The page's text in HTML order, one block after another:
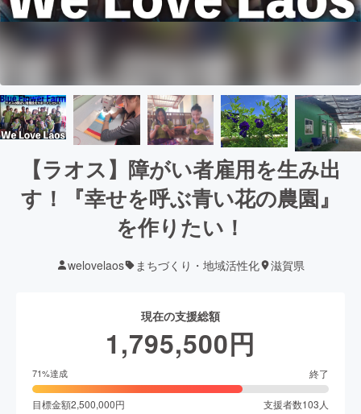
【ラオス】障がい者雇用を生み出
す！『幸せを呼ぶ青い花の農園』
を作りたい！
welovelaos まちづくり・地域活性化 滋賀県
現在の支援総額
1,795,500円
71%達成 終了
目標金額2,500,000円 支援者数103 人